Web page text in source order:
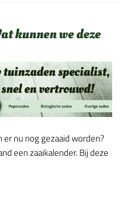
kunnen we deze
er nu nog gezaaid worden?
een zaaikalender. Bij deze